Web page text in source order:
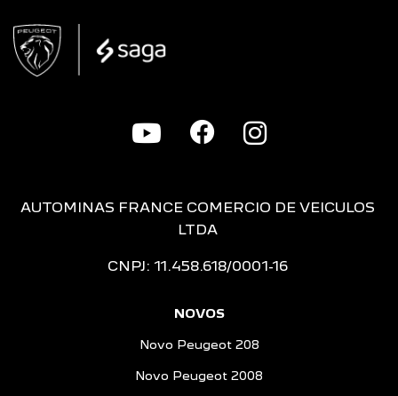
AUTOMINAS FRANCE COMERCIO DE VEICULOS
LTDA
CNPJ: 11.458.618/0001-16
NOVOS
Novo Peugeot 208
Novo Peugeot 2008